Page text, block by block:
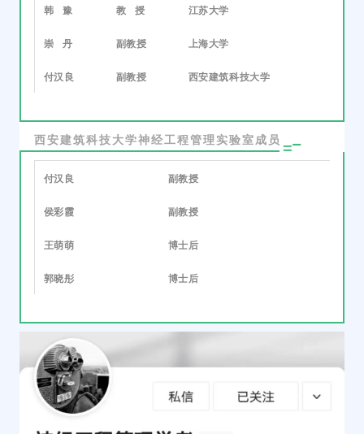
韩 豫 教 授 江苏大学
崇 丹 副教授 上海大学
付汉良 副教授 西安建筑科技大学
西安建筑科技大学神经工程管理实验室成员
付汉良 副教授
侯彩霞 副教授
王萌萌 博士后
郭晓彤 博士后